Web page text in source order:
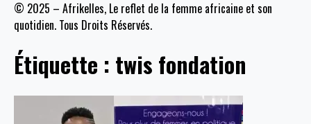
© 2025 – Afrikelles, Le reflet de la femme africaine et son
quotidien. Tous Droits Réservés.
Étiquette : twis fondation